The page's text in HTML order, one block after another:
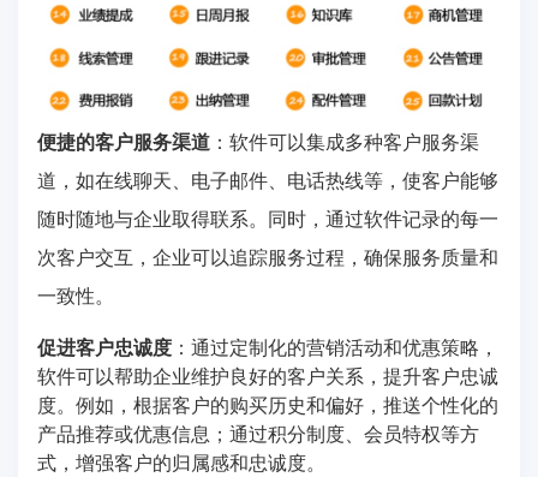
便捷的客户服务渠道 ：软件可以集成多种客户服务渠
道，如在线聊天、电子邮件、电话热线等，使客户能够
随时随地与企业取得联系。同时，通过软件记录的每一
次客户交互，企业可以追踪服务过程，确保服务质量和
一致性。
促进客户忠诚度 ：通过定制化的营销活动和优惠策略，
软件可以帮助企业维护良好的客户关系，提升客户忠诚
度。例如，根据客户的购买历史和偏好，推送个性化的
产品推荐或优惠信息；通过积分制度、会员特权等方
式，增强客户的归属感和忠诚度。